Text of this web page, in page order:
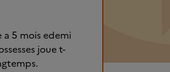
a 5 mois edemi
joue t-